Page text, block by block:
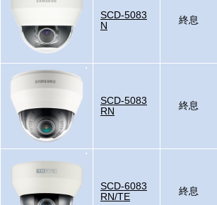
SCD-5083
N
終息
SCD-5083
RN
終息
SCD-6083
RN/TE
終息